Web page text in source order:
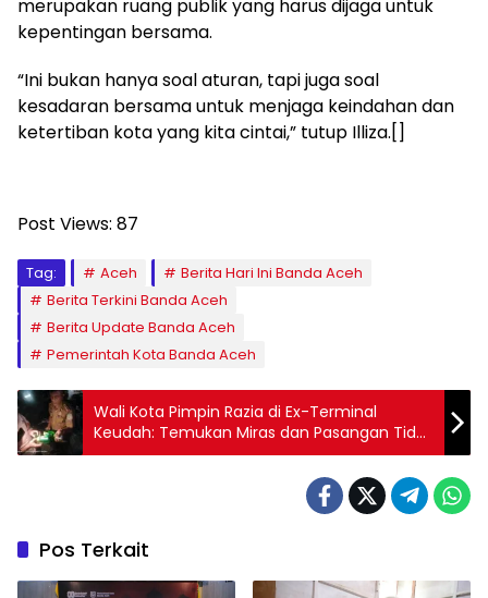
merupakan ruang publik yang harus dijaga untuk
kepentingan bersama.
“Ini bukan hanya soal aturan, tapi juga soal
kesadaran bersama untuk menjaga keindahan dan
ketertiban kota yang kita cintai,” tutup Illiza.[]
Post Views: 87
Tag: Aceh
Berita Hari Ini Banda Aceh
Berita Terkini Banda Aceh
Berita Update Banda Aceh
Pemerintah Kota Banda Aceh
Wali Kota Pimpin Razia di Ex-Terminal
Keudah: Temukan Miras dan Pasangan Tidak
Memiliki Dokumen Sah
Pos Terkait